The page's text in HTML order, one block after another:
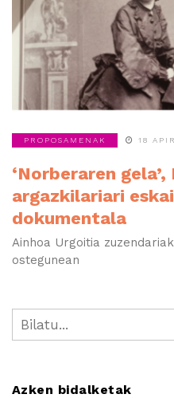
PROPOSAMENAK 18
‘Norberaren
argazkilariari
dokumentala
Ainhoa Urgoitia
ostegunean
Azken bidalketak